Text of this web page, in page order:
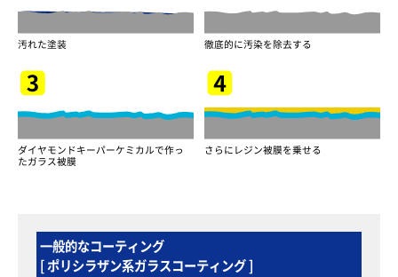
汚れた塗装 徹底的に汚染を除去する
ダイヤモンドキーパーケミカルで作っ
たガラス被膜
さらにレジン被膜を乗せる
一般的なコーティング
[ ポリシラザン系ガラスコーティング ]